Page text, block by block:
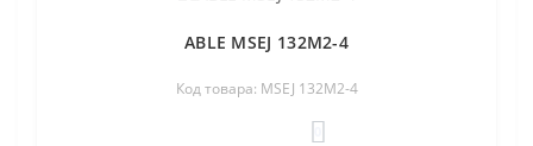
ABLE MSEJ 132M2-4
Код товара: MSEJ 132M2-4